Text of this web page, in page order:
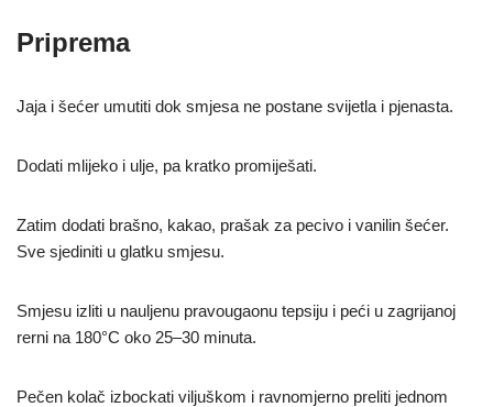
Priprema
Jaja i šećer umutiti dok smjesa ne postane svijetla i pjenasta.
Dodati mlijeko i ulje, pa kratko promiješati.
Zatim dodati brašno, kakao, prašak za pecivo i vanilin šećer.
Sve sjediniti u glatku smjesu.
Smjesu izliti u nauljenu pravougaonu tepsiju i peći u zagrijanoj
rerni na 180°C oko 25–30 minuta.
Pečen kolač izbockati viljuškom i ravnomjerno preliti jednom